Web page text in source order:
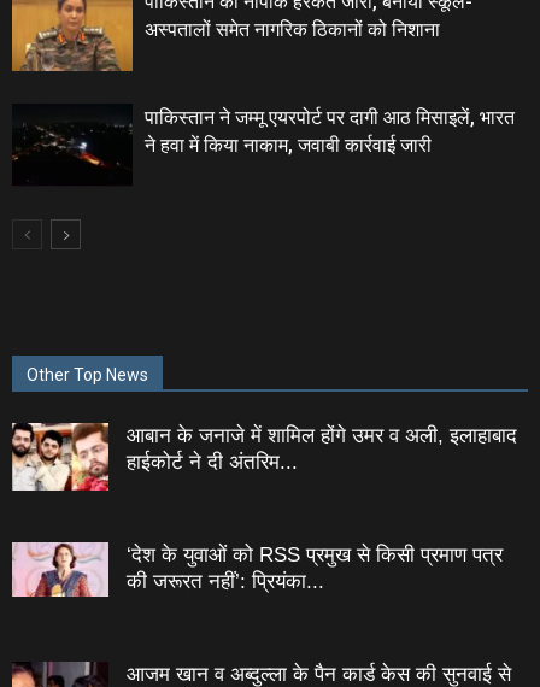
अस्‍पतालों समेत नागरिक ठिकानों को निशाना
पाकिस्तान ने जम्मू एयरपोर्ट पर दागी आठ मिसाइलें, भारत
ने हवा में किया नाकाम, जवाबी कार्रवाई जारी
Other Top News
आबान के जनाजे में शामिल होंगे उमर व अली, इलाहाबाद
हाईकोर्ट ने दी अंतरिम...
‘देश के युवाओं को RSS प्रमुख से किसी प्रमाण पत्र
की जरूरत नहीं’: प्रियंका...
आजम खान व अब्दुल्ला के पैन कार्ड केस की सुनवाई से